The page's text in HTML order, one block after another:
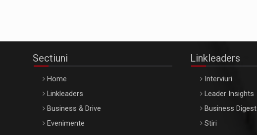
Sectiuni
Home
Linkleaders
Business & Drive
Evenimente
Linkleaders
Interviuri
Leader Insights
Business Digest
Stiri